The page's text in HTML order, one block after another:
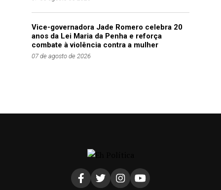
Vice-governadora Jade Romero celebra 20
anos da Lei Maria da Penha e reforça
combate à violência contra a mulher
07 de agosto de 2026